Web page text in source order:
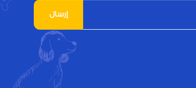
إرسال